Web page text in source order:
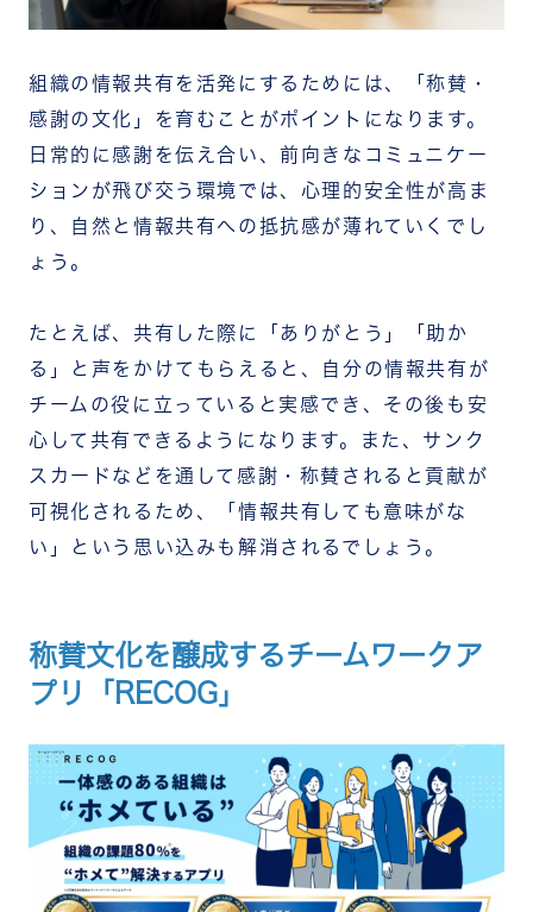
組織の情報共有を活発にするためには、「称賛・
感謝の文化」を育むことがポイントになります。
日常的に感謝を伝え合い、前向きなコミュニケー
ションが飛び交う環境では、心理的安全性が高ま
り、自然と情報共有への抵抗感が薄れていくでし
ょう。
たとえば、共有した際に「ありがとう」「助か
る」と声をかけてもらえると、自分の情報共有が
チームの役に立っていると実感でき、その後も安
心して共有できるようになります。また、サンク
スカードなどを通して感謝・称賛されると貢献が
可視化されるため、「情報共有しても意味がな
い」という思い込みも解消されるでしょう。
称賛文化を醸成するチームワークア
プリ「RECOG」